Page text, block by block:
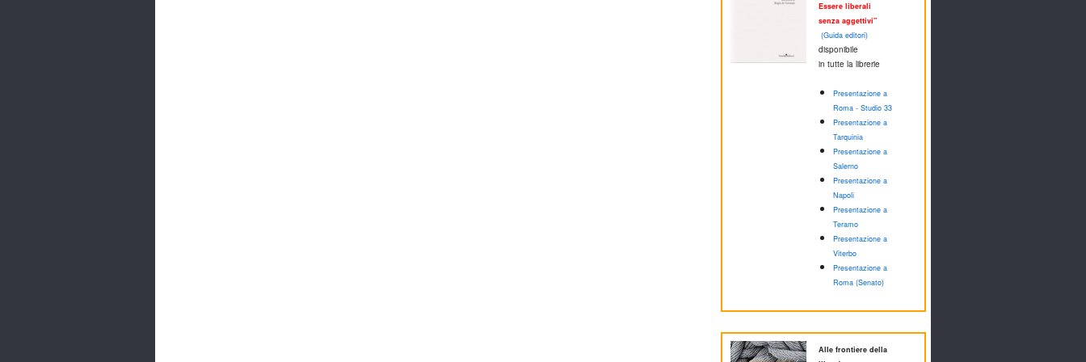
Essere liberali
senza aggettivi"
(Guida editori)
disponibile
in tutte la librerie
Presentazione a
Roma - Studio 33
Presentazione a
Tarquinia
Presentazione a
Salerno
Presentazione a
Napoli
Presentazione a
Teramo
Presentazione a
Viterbo
Presentazione a
Roma (Senato)
Alle frontiere della